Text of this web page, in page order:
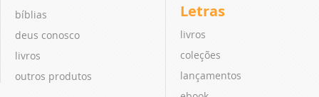
bíblias
deus conosco
livros
outros produtos
Letras
livros
coleções
lançamentos